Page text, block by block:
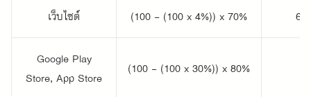
เว็บไซต์ (100 - (100 x 4%)) x 70%
Google Play
Store, App Store
(100 - (100 x 30%)) x 80%